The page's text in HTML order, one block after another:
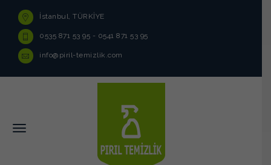
İstanbul, TÜRKİYE
0535 871 53 95 - 0541 871 53 95
info@piril-temizlik.com